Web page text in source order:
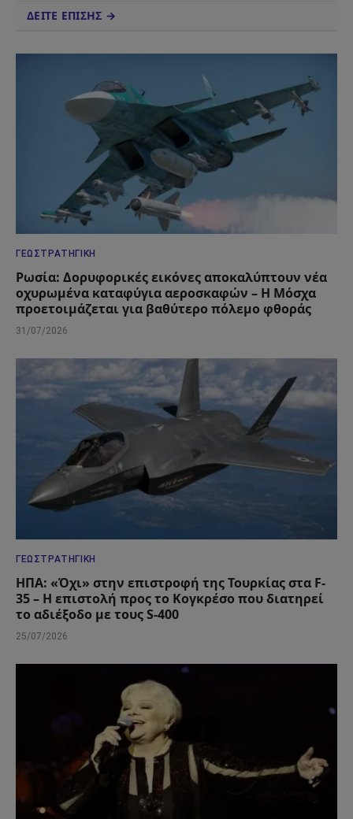
ΔΕΙΤΕ ΕΠΙΣΗΣ →
ΓΕΩΣΤΡΑΤΗΓΙΚΉ
Ρωσία: Δορυφορικές εικόνες αποκαλύπτουν νέα
οχυρωμένα καταφύγια αεροσκαφών – Η Μόσχα
προετοιμάζεται για βαθύτερο πόλεμο φθοράς
31/07/2026
ΓΕΩΣΤΡΑΤΗΓΙΚΉ
ΗΠΑ: «Όχι» στην επιστροφή της Τουρκίας στα F-
35 – Η επιστολή προς το Κογκρέσο που διατηρεί
το αδιέξοδο με τους S-400
25/07/2026